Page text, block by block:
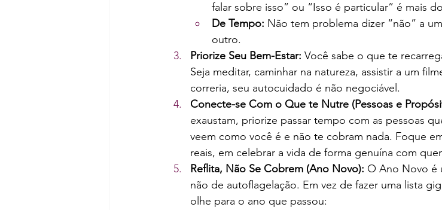
falar sobre isso” ou “Isso é particular” é mais
De Tempo: Não tem problema dizer “não” a
outro.
Priorize Seu Bem-Estar: Você sabe o que te
Seja meditar, caminhar na natureza, assistir a um
correria, seu autocuidado é não negociável.
Conecte-se Com o Que te Nutre (Pessoas e
exaustam, priorize passar tempo com as pessoas
veem como você é e não te cobram nada. Foque
reais, em celebrar a vida de forma genuína com
Reflita, Não Se Cobrem (Ano Novo): O Ano Novo é
não de autoflagelação. Em vez de fazer uma lista
olhe para o ano que passou: